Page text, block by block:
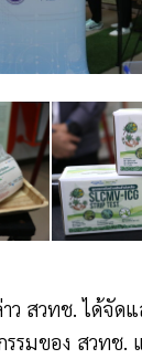
ว สวทช. ได้จัด
รมของ สวทช.